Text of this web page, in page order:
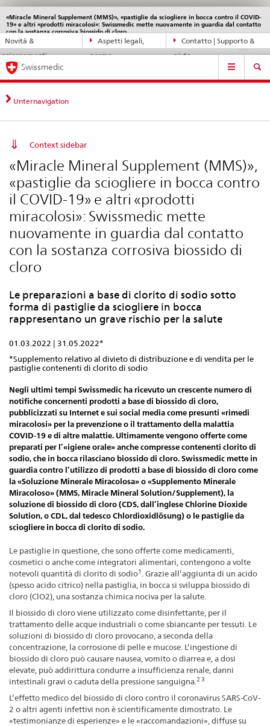
Navigazione
diretta:
novità,
aspetti
contatto
Novità &
Aspetti legali,
norme
Contatto | Supporto &
aiuto
«Miracle Mineral Supplement (MMS)», «pastiglie da sciogliere in bocca contro il COVID-
19» e altri «prodotti miracolosi»: Swissmedic mette nuovamente in guardia dal contatto
con la sostanza corrosiva biossido di cloro
DE FR IT EN
Service
navigation
Navigation
Swissmedic
Unternavigation
Context sidebar
«Miracle Mineral Supplement (MMS)»,
«pastiglie da sciogliere in bocca contro
il COVID-19» e altri «prodotti
miracolosi»: Swissmedic mette
nuovamente in guardia dal contatto
con la sostanza corrosiva biossido di
cloro
Le preparazioni a base di clorito di sodio sotto
forma di pastiglie da sciogliere in bocca
rappresentano un grave rischio per la salute
01.03.2022 | 31.05.2022*
*Supplemento relativo al divieto di distribuzione e di vendita per le
pastiglie contenenti di clorito di sodio
Negli ultimi tempi Swissmedic ha ricevuto un crescente numero di
notifiche concernenti prodotti a base di biossido di cloro,
pubblicizzati su Internet e sui social media come presunti «rimedi
miracolosi» per la prevenzione o il trattamento della malattia
COVID-19 e di altre malattie. Ultimamente vengono offerte come
preparati per l’«igiene orale» anche compresse contenenti clorito di
sodio, che in bocca rilasciano biossido di cloro. Swissmedic mette in
guardia contro l’utilizzo di prodotti a base di biossido di cloro come
la «Soluzione Minerale Miracolosa» o «Supplemento Minerale
Miracoloso» (MMS, Miracle Mineral Solution/Supplement), la
soluzione di biossido di cloro (CDS, dall’inglese Chlorine Dioxide
Solution, o CDL, dal tedesco Chlordioxidlösung) o le pastiglie da
sciogliere in bocca di clorito di sodio.
Le pastiglie in questione, che sono offerte come medicamenti,
cosmetici o anche come integratori alimentari, contengono a volte
notevoli quantità di clorito di sodio1
. Grazie all’aggiunta di un acido
(spesso acido citrico) nella pastiglia, in bocca si sviluppa biossido di
cloro (ClO2), una sostanza chimica nociva per la salute.
Il biossido di cloro viene utilizzato come disinfettante, per il
trattamento delle acque industriali o come sbiancante per tessuti. Le
soluzioni di biossido di cloro provocano, a seconda della
concentrazione, la corrosione di pelle e mucose. L’ingestione di
biossido di cloro può causare nausea, vomito o diarrea e, a dosi
elevate, può addirittura condurre a insufficienza renale, danni
intestinali gravi o caduta della pressione sanguigna. 2 3
L’effetto medico del biossido di cloro contro il coronavirus SARS-CoV-
2 o altri agenti infettivi non è scientificamente dimostrato. Le
«testimonianze di esperienze» e le «raccomandazioni», diffuse su